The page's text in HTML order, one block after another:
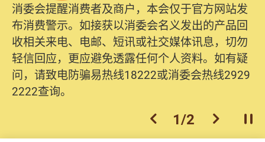
消委会提醒消费者及商户，本会仅于官方网站发
布消费警示。如接获以消委会名义发出的产品回
收相关来电、电邮、短讯或社交媒体讯息，切勿
轻信回应，更应避免透露任何个人资料。如有疑
问，请致电防骗易热线18222或消委会热线2929
2222查询。
上一个
1/2 下一个开